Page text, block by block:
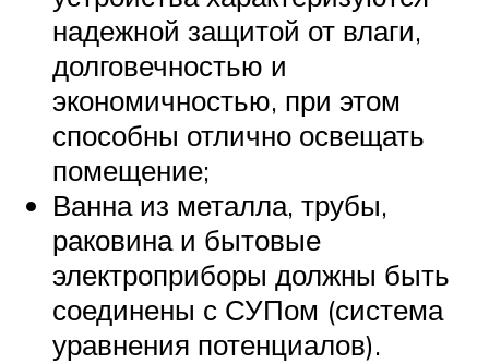
надежной защитой от влаги,
долговечностью и
экономичностью, при этом
способны отлично освещать
помещение;
Ванна из металла, трубы,
раковина и бытовые
электроприборы должны быть
соединены с СУПом (система
уравнения потенциалов).